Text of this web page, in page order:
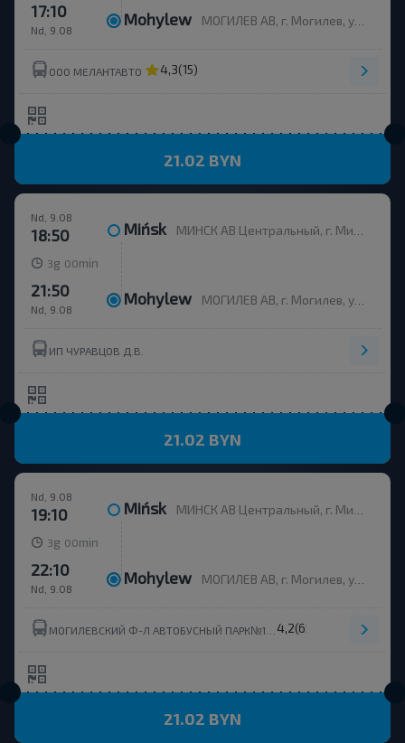
Nd, 9.08
17:10 Mohylew МОГИЛЕВ АВ, г. Могилев, ул. Ленинская 93, Беларусь
ООО МЕЛАНТАВТО 4,3(15)
21.02 BYN
Nd, 9.08
18:50 Mińsk МИНСК АВ Центральный, г. Минск, ул. Бобруйская, 6
3g 00 min
Nd, 9.08
21:50 Mohylew МОГИЛЕВ АВ, г. Могилев, ул. Ленинская 93, Беларусь
ИП ЧУРАВЦОВ Д.В.
21.02 BYN
Nd, 9.08
19:10 Mińsk МИНСК АВ Центральный, г. Минск, ул. Бобруйская, 6
3g 00 min
Nd, 9.08
22:10 Mohylew МОГИЛЕВ АВ, г. Могилев, ул. Ленинская 93, Беларусь
4,2(65)
21.02 BYN